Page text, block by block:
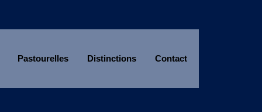
Pastourelles Distinctions Contact